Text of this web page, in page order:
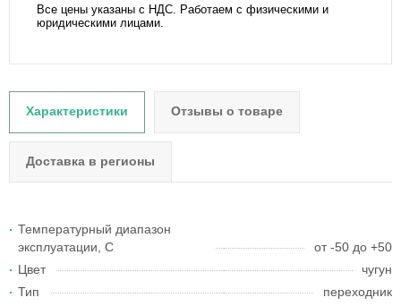
Все цены указаны с НДС. Работаем с физическими и
юридическими лицами.
Характеристики Отзывы о товаре
Доставка в регионы
Температурный диапазон
эксплуатации, С
от -50 до +50
Цвет
чугун
Тип
переходник